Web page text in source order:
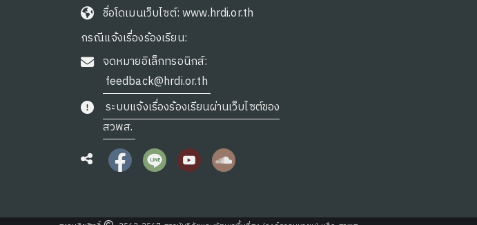
ชื่อโดเมนเว็บไซต์: www.hrdi.or.th
กรณีแจ้งเรื่องร้องเรียน:
จดหมายอิเล็กทรอนิกส์:
feedback@hrdi.or.th
ระบบแจ้งเรื่องร้องเรียนผ่านเว็บไซต์ของ
สวพส.